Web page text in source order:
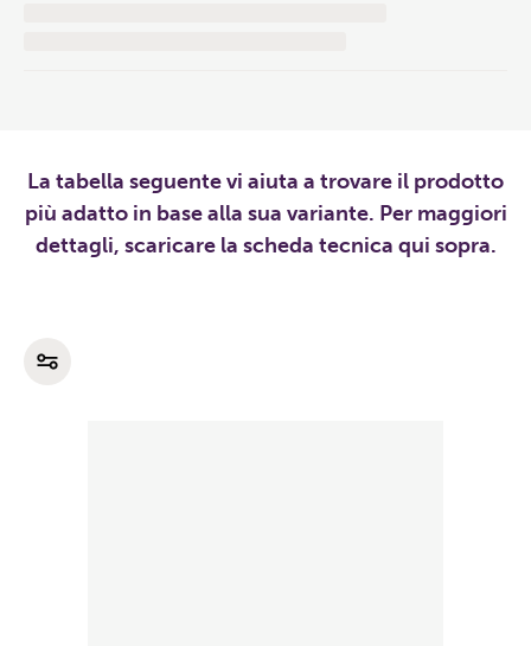
La tabella seguente vi aiuta a trovare il prodotto
più adatto in base alla sua variante. Per maggiori
dettagli, scaricare la scheda tecnica qui sopra.